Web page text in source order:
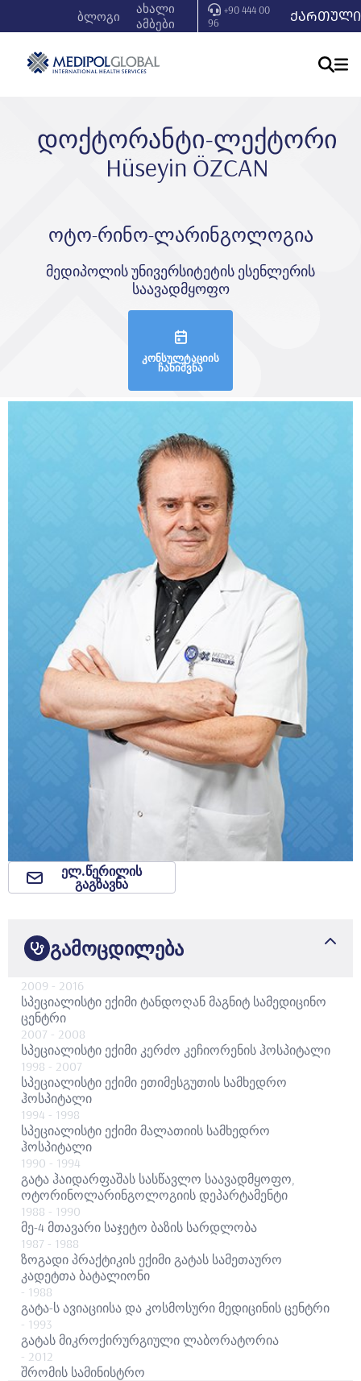
ბლოგი
ახალი
ამბები
+90 444 00
96
ᲥᲐᲠᲗᲣᲚᲘ
დოქტორანტი-ლექტორი
Hüseyi̇n ÖZCAN
ოტო-რინო-ლარინგოლოგია
მედიპოლის უნივერსიტეტის ესენლერის
საავადმყოფო
კონსულტაციის
ჩანიშვნა
გამოცდილება
2009 - 2016
სპეციალისტი ექიმი ტანდოღან მაგნიტ სამედიცინო
ცენტრი
2007 - 2008
სპეციალისტი ექიმი კერძო კეჩიორენის ჰოსპიტალი
1998 - 2007
სპეციალისტი ექიმი ეთიმესგუთის სამხედრო
ჰოსპიტალი
1994 - 1998
სპეციალისტი ექიმი მალათიის სამხედრო
ჰოსპიტალი
1990 - 1994
გატა ჰაიდარფაშას სასწავლო საავადმყოფო,
ოტორინოლარინგოლოგიის დეპარტამენტი
1988 - 1990
მე-4 მთავარი საჯეტო ბაზის სარდლობა
1987 - 1988
ზოგადი პრაქტიკის ექიმი გატას სამეთაურო
კადეტთა ბატალიონი
- 1988
გატა-ს ავიაციისა და კოსმოსური მედიცინის ცენტრი
- 1993
გატას მიკროქირურგიული ლაბორატორია
- 2012
შრომის სამინისტრო
ელ.წერილის
გაგზავნა